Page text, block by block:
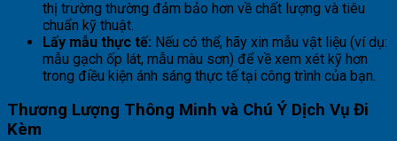
thị trường thường đảm bảo hơn về chất lượng và tiêu
chuẩn kỹ thuật.
Lấy mẫu thực tế: Nếu có thể, hãy xin mẫu vật liệu (ví dụ:
mẫu gạch ốp lát, mẫu màu sơn) để về xem xét kỹ hơn
trong điều kiện ánh sáng thực tế tại công trình của bạn.
Thương Lượng Thông Minh và Chú Ý Dịch Vụ Đi
Kèm